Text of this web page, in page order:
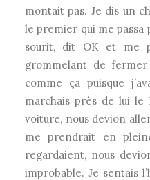
montait pas. Je dis un
le premier qui me
sourit, dit OK et me
grommelant de
comme ça puisque
marchais près de lui le
voiture, nous devion
me prendrait en
regardaient, nous
improbable. Je sentais